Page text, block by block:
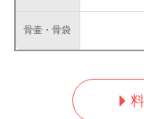
骨壷・骨袋